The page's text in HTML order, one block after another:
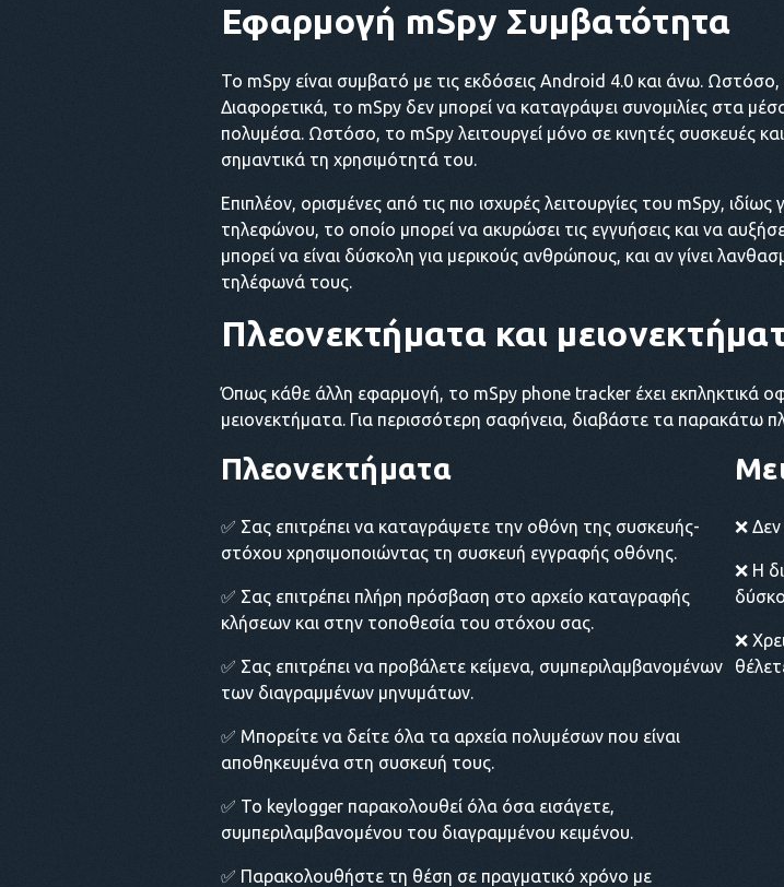
Εφαρμογή mSpy Συμβατότητα
Το mSpy είναι συμβατό με τις εκδόσεις Android 4.0 και άνω.
Διαφορετικά, το mSpy δεν μπορεί να καταγράψει συνομιλίες στα
πολυμέσα. Ωστόσο, το mSpy λειτουργεί μόνο σε κινητές συσκευές
σημαντικά τη χρησιμότητά του.
Επιπλέον, ορισμένες από τις πιο ισχυρές λειτουργίες του mSpy,
τηλεφώνου, το οποίο μπορεί να ακυρώσει τις εγγυήσεις και να
μπορεί να είναι δύσκολη για μερικούς ανθρώπους, και αν γίνει
τηλέφωνά τους.
Πλεονεκτήματα και
Όπως κάθε άλλη εφαρμογή, το mSpy phone tracker έχει εκπληκτικά
μειονεκτήματα. Για περισσότερη σαφήνεια, διαβάστε τα παρακάτω
Πλεονεκτήματα
✅ Σας επιτρέπει να καταγράψετε την οθόνη της συσκευής-
στόχου χρησιμοποιώντας τη συσκευή εγγραφής οθόνης.
✅ Σας επιτρέπει πλήρη πρόσβαση στο αρχείο καταγραφής
κλήσεων και στην τοποθεσία του στόχου σας.
✅ Σας επιτρέπει να προβάλετε κείμενα, συμπεριλαμβανομένων
των διαγραμμένων μηνυμάτων.
✅ Μπορείτε να δείτε όλα τα αρχεία πολυμέσων που είναι
αποθηκευμένα στη συσκευή τους.
✅ Το keylogger παρακολουθεί όλα όσα εισάγετε,
συμπεριλαμβανομένου του διαγραμμένου κειμένου.
✅ Παρακολουθήστε τη θέση σε πραγματικό χρόνο με
❌
❌ Η
❌